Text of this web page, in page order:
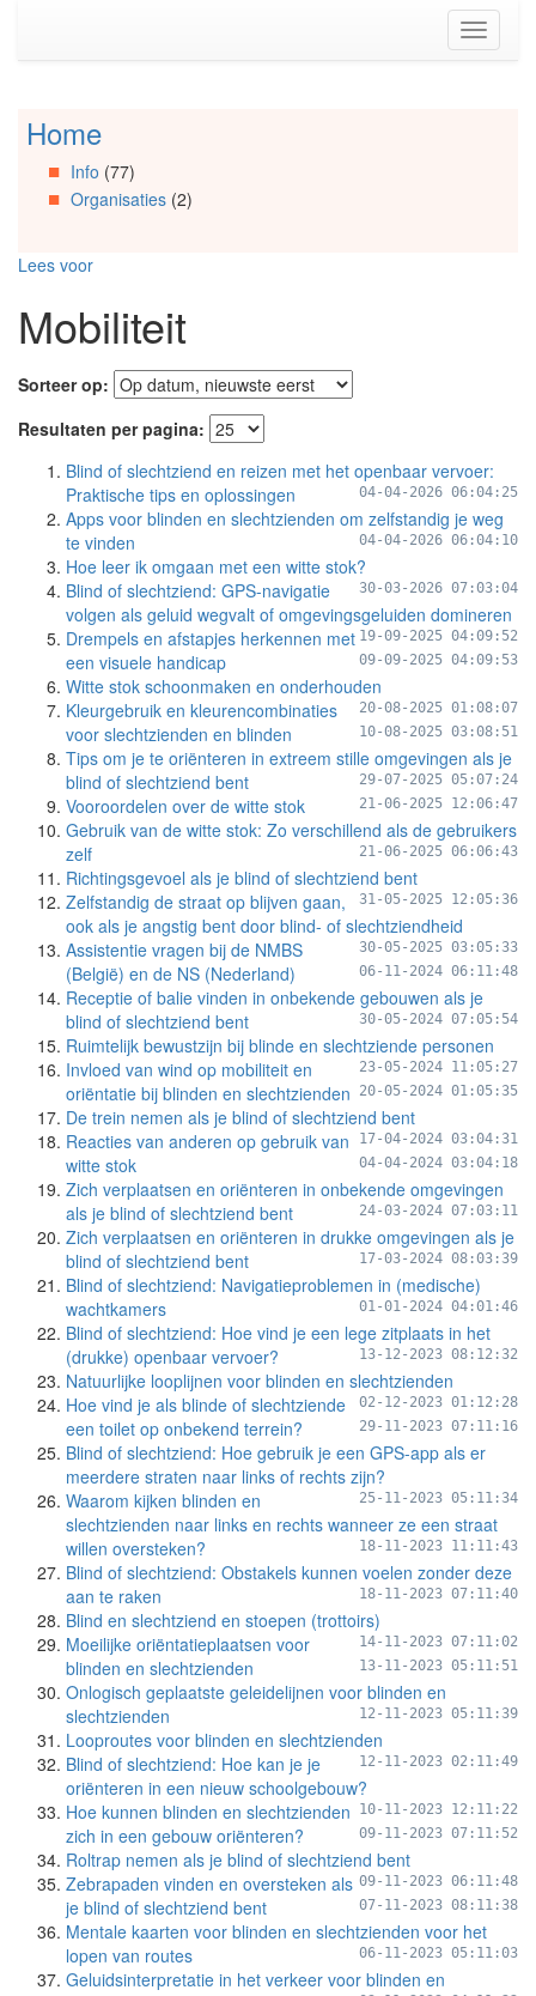
(Accesskey
Toggle
Spring
Artikels
Spring
Spring
Organisaties
Spring
Social
media
Home
Info (77)
Organisaties(2)
Lees voor
Mobiliteit
Sorteer op:
Resultaten per pagina:
Blind of slechtziend en reizen met het openbaar vervoer:
Praktische tips en oplossingen
04-04-2026 06:04:25
Apps voor blinden en slechtzienden om zelfstandig je weg
te vinden
04-04-2026 06:04:10
Hoe leer ik omgaan met een witte stok?
30-03-2026 07:03:04
Blind of slechtziend: GPS-navigatie
volgen als geluid wegvalt of omgevingsgeluiden domineren
19-09-2025 04:09:52
Drempels en afstapjes herkennen met
een visuele handicap
09-09-2025 04:09:53
Witte stok schoonmaken en onderhouden
20-08-2025 01:08:07
Kleurgebruik en kleurencombinaties
voor slechtzienden en blinden
10-08-2025 03:08:51
Tips om je te oriënteren in extreem stille omgevingen als je
blind of slechtziend bent
29-07-2025 05:07:24
Vooroordelen over de witte stok 21-06-2025 12:06:47
Gebruik van de witte stok: Zo verschillend als de gebruikers
zelf
21-06-2025 06:06:43
Richtingsgevoel als je blind of slechtziend bent
31-05-2025 12:05:36
Zelfstandig de straat op blijven gaan,
ook als je angstig bent door blind- of slechtziendheid
30-05-2025 03:05:33
Assistentie vragen bij de NMBS
(België) en de NS (Nederland)
06-11-2024 06:11:48
Receptie of balie vinden in onbekende gebouwen als je
blind of slechtziend bent
30-05-2024 07:05:54
Ruimtelijk bewustzijn bij blinde en slechtziende personen
23-05-2024 11:05:27
Invloed van wind op mobiliteit en
oriëntatie bij blinden en slechtzienden
20-05-2024 01:05:35
De trein nemen als je blind of slechtziend bent
17-04-2024 03:04:31
Reacties van anderen op gebruik van
witte stok
04-04-2024 03:04:18
Zich verplaatsen en oriënteren in onbekende omgevingen
als je blind of slechtziend bent
24-03-2024 07:03:11
Zich verplaatsen en oriënteren in drukke omgevingen als je
blind of slechtziend bent
17-03-2024 08:03:39
Blind of slechtziend: Navigatieproblemen in (medische)
wachtkamers
01-01-2024 04:01:46
Blind of slechtziend: Hoe vind je een lege zitplaats in het
(drukke) openbaar vervoer?
13-12-2023 08:12:32
Natuurlijke looplijnen voor blinden en slechtzienden
02-12-2023 01:12:28
Hoe vind je als blinde of slechtziende
een toilet op onbekend terrein?
29-11-2023 07:11:16
Blind of slechtziend: Hoe gebruik je een GPS-app als er
meerdere straten naar links of rechts zijn?
25-11-2023 05:11:34
Waarom kijken blinden en
slechtzienden naar links en rechts wanneer ze een straat
willen oversteken?
18-11-2023 11:11:43
Blind of slechtziend: Obstakels kunnen voelen zonder deze
aan te raken
18-11-2023 07:11:40
Blind en slechtziend en stoepen (trottoirs)
14-11-2023 07:11:02
Moeilijke oriëntatieplaatsen voor
blinden en slechtzienden
13-11-2023 05:11:51
Onlogisch geplaatste geleidelijnen voor blinden en
slechtzienden
12-11-2023 05:11:39
Looproutes voor blinden en slechtzienden
12-11-2023 02:11:49
Blind of slechtziend: Hoe kan je je
oriënteren in een nieuw schoolgebouw?
10-11-2023 12:11:22
Hoe kunnen blinden en slechtzienden
zich in een gebouw oriënteren?
09-11-2023 07:11:52
Roltrap nemen als je blind of slechtziend bent
09-11-2023 06:11:48
Zebrapaden vinden en oversteken als
je blind of slechtziend bent
07-11-2023 08:11:38
Mentale kaarten voor blinden en slechtzienden voor het
lopen van routes
06-11-2023 05:11:03
Geluidsinterpretatie in het verkeer voor blinden en